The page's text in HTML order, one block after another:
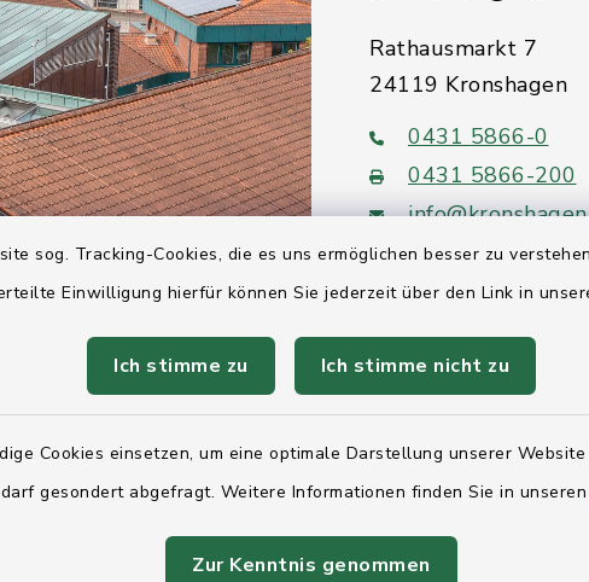
sog. Tracking-Cookies, die es uns ermöglichen besser zu
Einwilligung hierfür können Sie jederzeit über den Link in
Ich stimme zu Ich stimme nicht zu
Cookies einsetzen, um eine optimale Darstellung unserer
gesondert abgefragt. Weitere Informationen finden Sie in unseren
Zur Kenntnis genommen
Rathausmarkt 7
24119 Kronshagen
0431 5866-0
0431 5866-200
Quicklinks
Ihre
Landesregierung
Kreis Rendsburg-